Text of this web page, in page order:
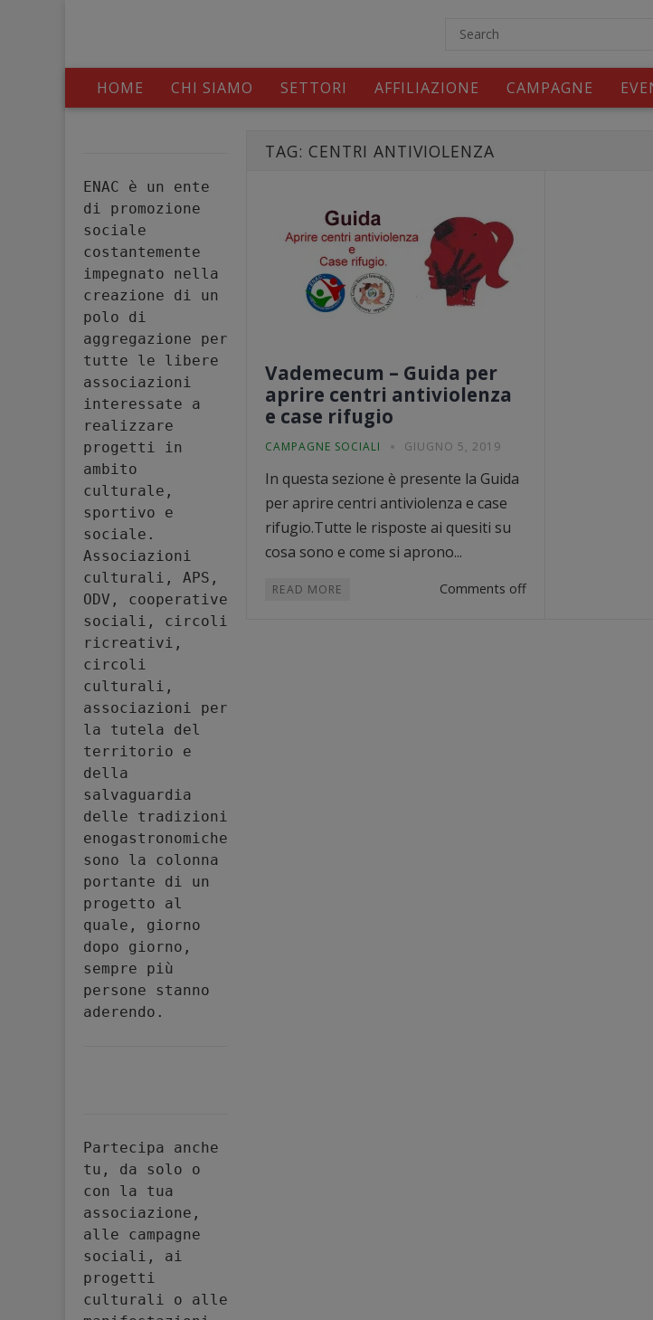
HOME CHI SIAMO SETTORI AFFILIAZIONE CAMPAGNE
ENAC è un ente
di promozione
sociale
costantemente
impegnato nella
creazione di un
polo di
aggregazione per
tutte le libere
associazioni
interessate a
realizzare
progetti in
ambito
culturale,
sportivo e
sociale.
Associazioni
culturali, APS,
ODV, cooperative
sociali, circoli
ricreativi,
circoli
culturali,
associazioni per
la tutela del
territorio e
della
salvaguardia
delle tradizioni
enogastronomiche
sono la colonna
portante di un
progetto al
quale, giorno
dopo giorno,
sempre più
persone stanno
aderendo.
Partecipa anche
tu, da solo o
con la tua
associazione,
alle campagne
sociali, ai
progetti
culturali o alle
TAG: CENTRI ANTIVIOLENZA
Vademecum – Guida per
aprire centri antiviolenza
e case rifugio
CAMPAGNE SOCIALI GIUGNO 5, 2019
In questa sezione è presente la Guida
per aprire centri antiviolenza e case
rifugio.Tutte le risposte ai quesiti su
cosa sono e come si aprono...
READ MORE Comments off